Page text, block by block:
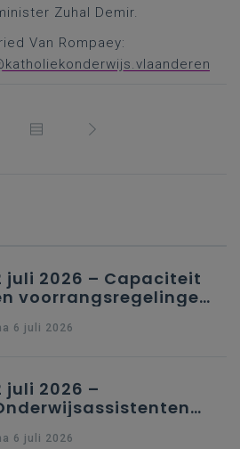
Zuhal Demir.
Van Rompaey:
juli 2026 – Capaciteit
voorrangsregelingen
onderwijs in
6 juli 2026
juli 2026 –
6 juli 2026